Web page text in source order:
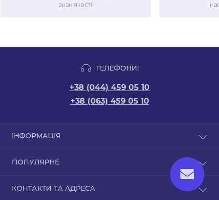
знак якості
ТЕЛЕФОНИ:
+38 (044) 459 05 10
+38 (063) 459 05 10
ІНФОРМАЦІЯ
Відгуки
Політика конфіденційності
ПОПУЛЯРНЕ
Паковання для суші
КОНТАКТИ ТА АДРЕСА